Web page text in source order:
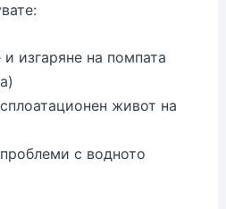
и изгаряне на помпата
живот на
с водното